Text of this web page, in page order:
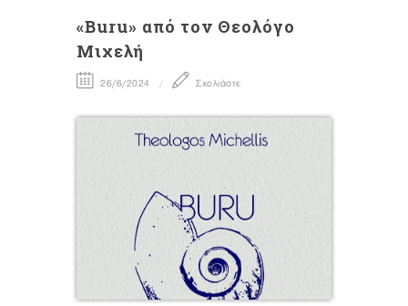
«Buru» από τον Θεολόγο
Μιχελή
26/6/2024 Σχολιάστε